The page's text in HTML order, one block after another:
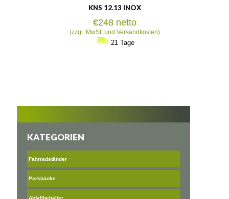
KNS 12.13 INOX
€248 netto
(zzgl. MwSt. und Versandkosten)
21 Tage
KATEGORIEN
Fahrradständer
Parkbänke
Abfallbehälter